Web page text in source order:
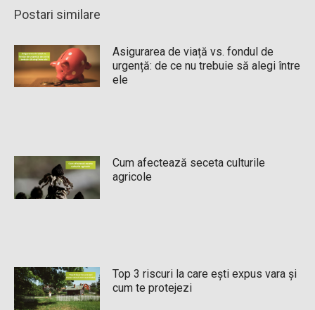
Postari similare
Asigurarea de viață vs. fondul de
urgență: de ce nu trebuie să alegi între
ele
Cum afectează seceta culturile
agricole
Top 3 riscuri la care ești expus vara și
cum te protejezi